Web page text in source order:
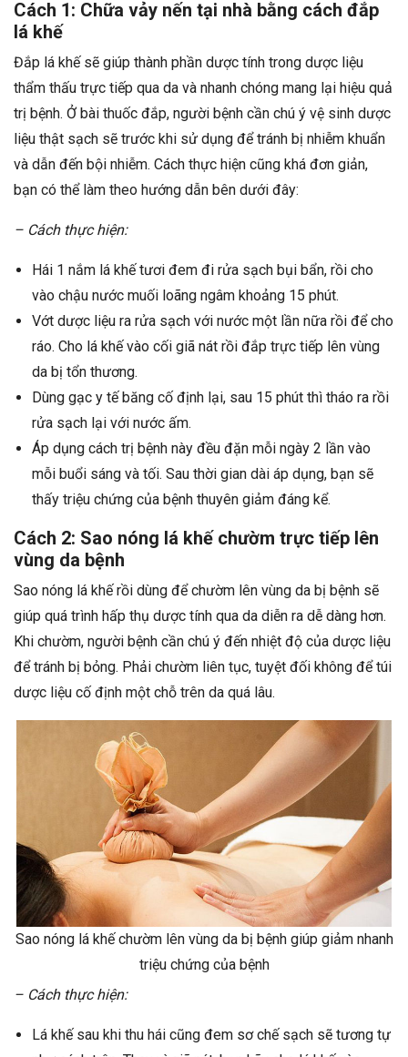
Cách 1: Chữa vảy nến tại nhà bằng cách đắp
lá khế
Đắp lá khế sẽ giúp thành phần dược tính trong dược liệu
thẩm thấu trực tiếp qua da và nhanh chóng mang lại hiệu quả
trị bệnh. Ở bài thuốc đắp, người bệnh cần chú ý vệ sinh dược
liệu thật sạch sẽ trước khi sử dụng để tránh bị nhiễm khuẩn
và dẫn đến bội nhiễm. Cách thực hiện cũng khá đơn giản,
bạn có thể làm theo hướng dẫn bên dưới đây:
– Cách thực hiện:
Hái 1 nắm lá khế tươi đem đi rửa sạch bụi bẩn, rồi cho
vào chậu nước muối loãng ngâm khoảng 15 phút.
Vớt dược liệu ra rửa sạch với nước một lần nữa rồi để cho
ráo. Cho lá khế vào cối giã nát rồi đắp trực tiếp lên vùng
da bị tổn thương.
Dùng gạc y tế băng cố định lại, sau 15 phút thì tháo ra rồi
rửa sạch lại với nước ấm.
Áp dụng cách trị bệnh này đều đặn mỗi ngày 2 lần vào
mỗi buổi sáng và tối. Sau thời gian dài áp dụng, bạn sẽ
thấy triệu chứng của bệnh thuyên giảm đáng kể.
Cách 2: Sao nóng lá khế chườm trực tiếp lên
vùng da bệnh
Sao nóng lá khế rồi dùng để chườm lên vùng da bị bệnh sẽ
giúp quá trình hấp thụ dược tính qua da diễn ra dễ dàng hơn.
Khi chườm, người bệnh cần chú ý đến nhiệt độ của dược liệu
để tránh bị bỏng. Phải chườm liên tục, tuyệt đối không để túi
dược liệu cố định một chỗ trên da quá lâu.
Sao nóng lá khế chườm lên vùng da bị bệnh giúp giảm nhanh
triệu chứng của bệnh
– Cách thực hiện:
Lá khế sau khi thu hái cũng đem sơ chế sạch sẽ tương tự